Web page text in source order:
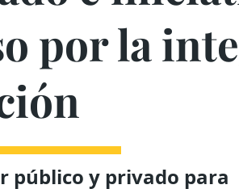
por la
público y privado para